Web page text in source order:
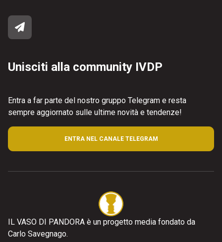
Unisciti alla community IVDP
Entra a far parte del nostro gruppo Telegram e resta
sempre aggiornato sulle ultime novità e tendenze!
ENTRA NEL CANALE TELEGRAM
IL VASO DI PANDORA è un progetto media fondato da
Carlo Savegnago.